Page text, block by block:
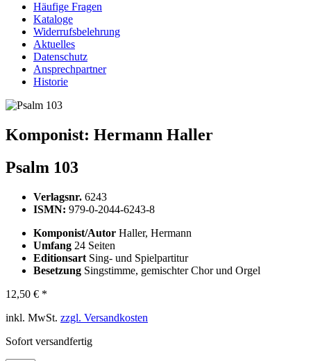
Häufige Fragen
Kataloge
Widerrufsbelehrung
Aktuelles
Datenschutz
Ansprechpartner
Historie
Komponist: Hermann Haller
Psalm 103
Verlagsnr. 6243
ISMN: 979-0-2044-6243-8
Komponist/Autor Haller, Hermann
Umfang 24 Seiten
Editionsart Sing- und Spielpartitur
Besetzung Singstimme, gemischter Chor und Orgel
12,50 € *
inkl. MwSt. zzgl. Versandkosten
Sofort versandfertig